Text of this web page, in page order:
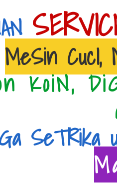
MeSin CucI,
KoiN,
SeTRika